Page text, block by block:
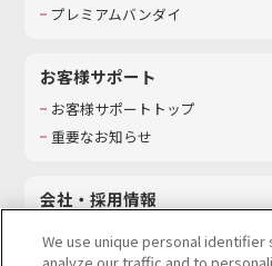
プレミアムバンダイ
お客様サポート
お客様サポートトップ
重要なお知らせ
会社・採用情報
採用情報
We use unique personal identifier